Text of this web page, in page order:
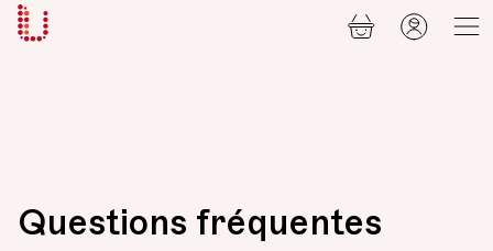
Questions fréquentes
Panier
Mon